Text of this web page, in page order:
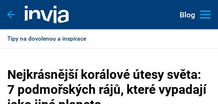
Blog
Tipy na dovolenou a inspirace
Nejkrásnější korálové útesy světa:
7 podmořských rájů, které vypadají